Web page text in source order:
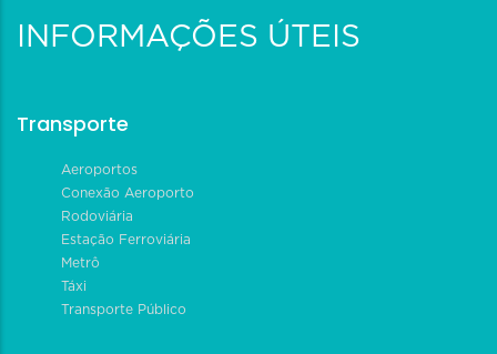
INFORMAÇÕES ÚTEIS
Transporte
Aeroportos
Conexão Aeroporto
Rodoviária
Estação Ferroviária
Metrô
Táxi
Transporte Público